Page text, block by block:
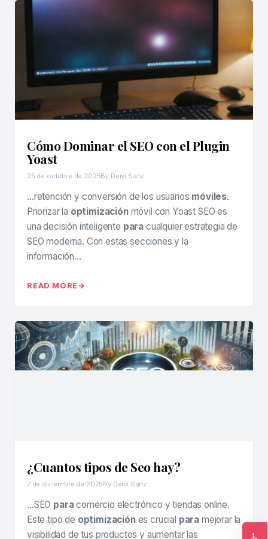
Cómo Dominar el SEO con el Plugin
Yoast
25 de octubre de 2025By Deivi Sanz
…retención y conversión de los usuarios móviles.
Priorizar la optimizaciónmóvil con Yoast SEO es
una decisión inteligente para cualquier estrategia de
SEO moderna. Con estas secciones y la
información…
READ MORE
¿Cuantos tipos de Seo hay?
7 de diciembre de 2025By Deivi Sanz
…SEO paracomercio electrónico y tiendas online.
Este tipo de optimizaciónes crucial para mejorar la
visibilidad de tus productos y aumentar las